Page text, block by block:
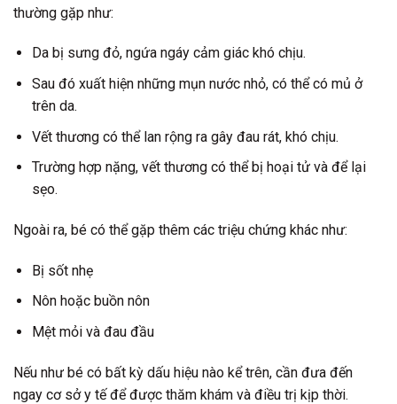
thường gặp như:
Da bị sưng đỏ, ngứa ngáy cảm giác khó chịu.
Sau đó xuất hiện những mụn nước nhỏ, có thể có mủ ở
trên da.
Vết thương có thể lan rộng ra gây đau rát, khó chịu.
Trường hợp nặng, vết thương có thể bị hoại tử và để lại
sẹo.
Ngoài ra, bé có thể gặp thêm các triệu chứng khác như:
Bị sốt nhẹ
Nôn hoặc buồn nôn
Mệt mỏi và đau đầu
Nếu như bé có bất kỳ dấu hiệu nào kể trên, cần đưa đến
ngay cơ sở y tế để được thăm khám và điều trị kịp thời.